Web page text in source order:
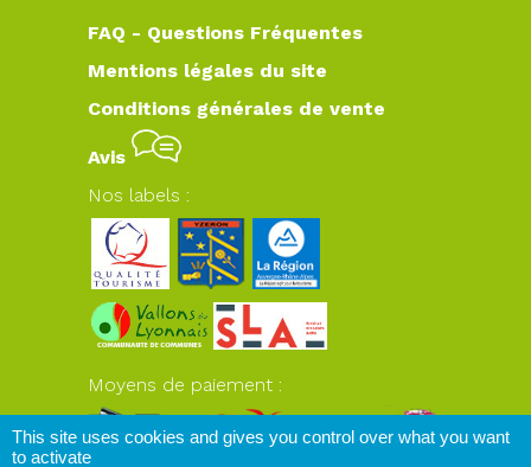
FAQ - Questions Fréquentes
Mentions légales du site
Conditions générales de vente
Avis
Nos labels :
Moyens de paiement :
This site uses cookies and gives you control over what you want
to activate